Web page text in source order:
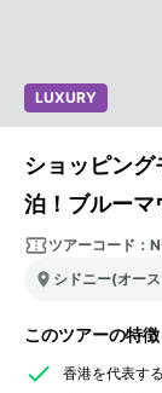
LUXURY
ショッピン
泊！ブルーマ
ツアーコード：
シドニー(オー
このツアーの特徴
香港を代表す